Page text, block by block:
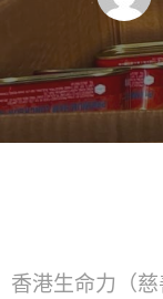
香港生命力（